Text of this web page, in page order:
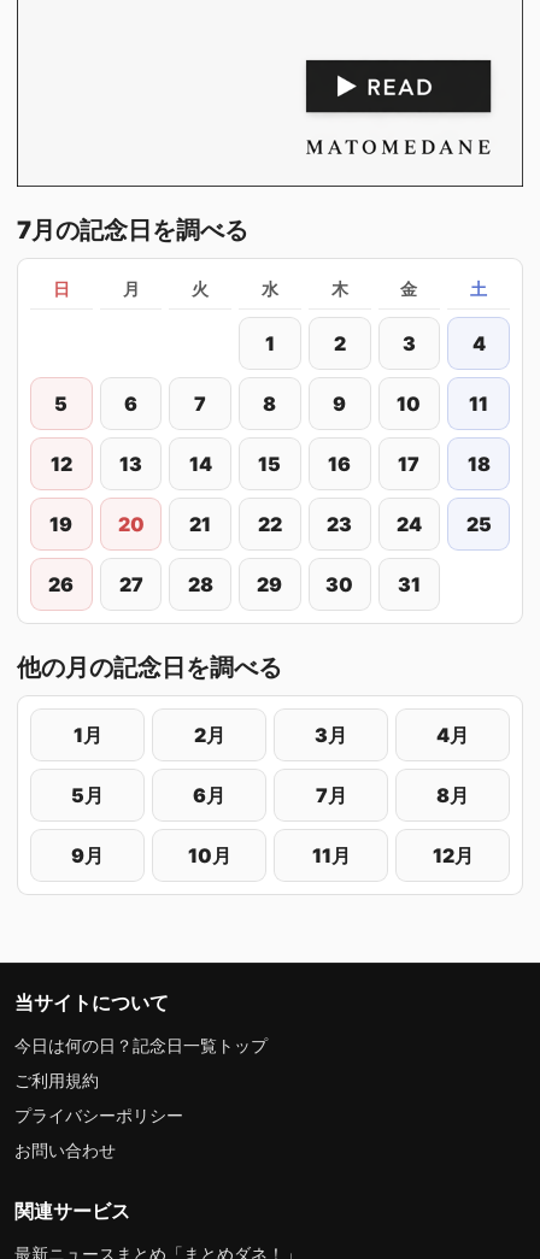
7月の記念日を調べる
日 月 火 水 木 金 土
1 2 3 4
5 6 7 8 9 10 11
12 13 14 15 16 17 18
19 20 21 22 23 24 25
26 27 28 29 30 31
他の月の記念日を調べる
1月 2月 3月 4月
5月 6月 7月 8月
9月 10月 11月 12月
当サイトについて
今日は何の日？記念日一覧トップ
ご利用規約
プライバシーポリシー
お問い合わせ
関連サービス
最新ニュースまとめ「まとめダネ！」